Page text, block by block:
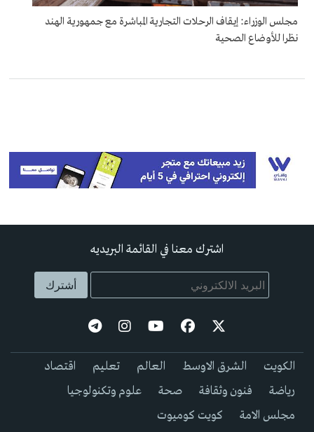
مجلس الوزراء: إيقاف الرحلات التجارية المباشرة مع جمهورية الهند
نظرا للأوضاع الصحية
اشترك معنا في القائمة البريديه
الكويت الشرق الاوسط العالم تعليم
اقتصاد
رياضة
فنون وثقافة صحة
علوم وتكنولوجيا
مجلس الامة
كويت كوميوت